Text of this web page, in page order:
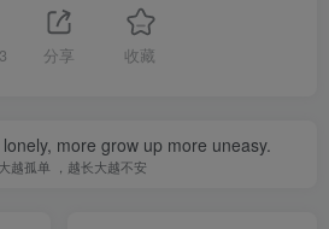
分享 收藏
more grow up more uneasy.
越孤单 ，越长大越不安